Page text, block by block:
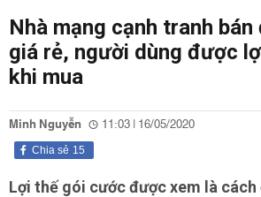
Nhà mạng cạnh tranh
giá rẻ, người dùng được
khi mua
Minh Nguyễn 11:03 | 16/05/2020
15
Chia sẻ
Lợi thế gói cước được xem là cách